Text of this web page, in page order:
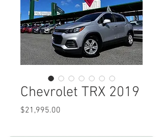
Chevrolet TRX 2019
$21,995.00